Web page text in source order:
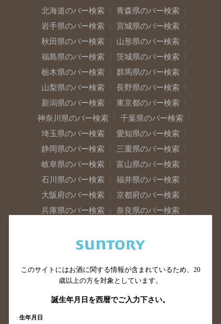
北海道のバー検索
青森県のバー検索
岩手県のバー検索
宮城県のバー検索
秋田県のバー検索
山形県のバー検索
福島県のバー検索
茨城県のバー検索
栃木県のバー検索
群馬県のバー検索
山梨県のバー検索
長野県のバー検索
新潟県のバー検索
東京都のバー検索
神奈川県のバー検索
千葉県のバー検索
埼玉県のバー検索
愛知県のバー検索
静岡県のバー検索
三重県のバー検索
岐阜県のバー検索
富山県のバー検索
石川県のバー検索
福井県のバー検索
大阪府のバー検索
京都府のバー検索
兵庫県のバー検索
奈良県のバー検索
広島県のバー検索
岡山県のバー検索
島根県のバー検索
徳島県のバー検索
香川県のバー検索
愛媛県のバー検索
高知県のバー検索
福岡県のバー検索
長崎県のバー検索
このサイトにはお酒に関する情報が含まれているため、 20
歳以上の方を対象としています。
誕生年月日を西暦でご入力下さい。
生年月日